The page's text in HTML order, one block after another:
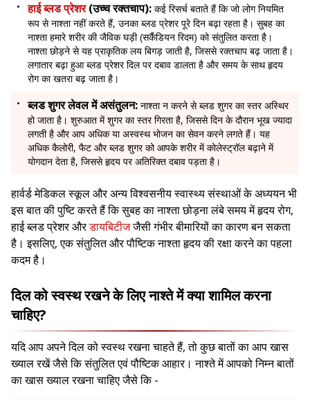
हाई ब्लड प्रेशर(उच्च रक्तचाप): कई रिसर्च बताते हैं कि जो लोग नियमित
रूप से नाश्ता नहीं करते हैं, उनका ब्लड प्रेशर पूरे दिन बढ़ा रहता है। सुबह का
नाश्ता हमारे शरीर की जैविक घड़ी (सर्कैडियन रिदम) को संतुलित करता है।
नाश्ता छोड़ने से यह प्राकृतिक लय बिगड़ जाती है, जिससे रक्तचाप बढ़ जाता है।
लगातार बढ़ा हुआ ब्लड प्रेशर दिल पर दबाव डालता है और समय के साथ हृदय
रोग का खतरा बढ़ जाता है।
ब्लड शुगर लेवल में असंतुलन: नाश्ता न करने से ब्लड शुगर का स्तर अस्थिर
हो जाता है। शुरुआत में शुगर का स्तर गिरता है, जिससे दिन के दौरान भूख ज्यादा
लगती है और आप अधिक या अस्वस्थ भोजन का सेवन करने लगते हैं। यह
अधिक कैलोरी, फैट और ब्लड शुगर को आपके शरीर में कोलेस्ट्रॉल बढ़ाने में
योगदान देता है, जिससे हृदय पर अतिरिक्त दबाव पड़ता है।
हार्वर्ड मेडिकल स्कूल और अन्य विश्वसनीय स्वास्थ्य संस्थाओं के अध्ययन भी
इस बात की पुष्टि करते हैं कि सुबह का नाश्ता छोड़ना लंबे समय में हृदय रोग,
हाई ब्लड प्रेशर औरडायबिटीजजैसी गंभीर बीमारियों का कारण बन सकता
है। इसलिए, एक संतुलित और पौष्टिक नाश्ता हृदय की रक्षा करने का पहला
कदम है।
दिल को स्वस्थ रखने के लिए नाश्ते में क्या शामिल करना
चाहिए?
यदि आप अपने दिल को स्वस्थ रखना चाहते हैं, तो कुछ बातों का आप खास
ख्याल रखें जैसे कि संतुलित एवं पौष्टिक आहार। नाश्ते में आपको निम्न बातों
का खास ख्याल रखना चाहिए जैसे कि -